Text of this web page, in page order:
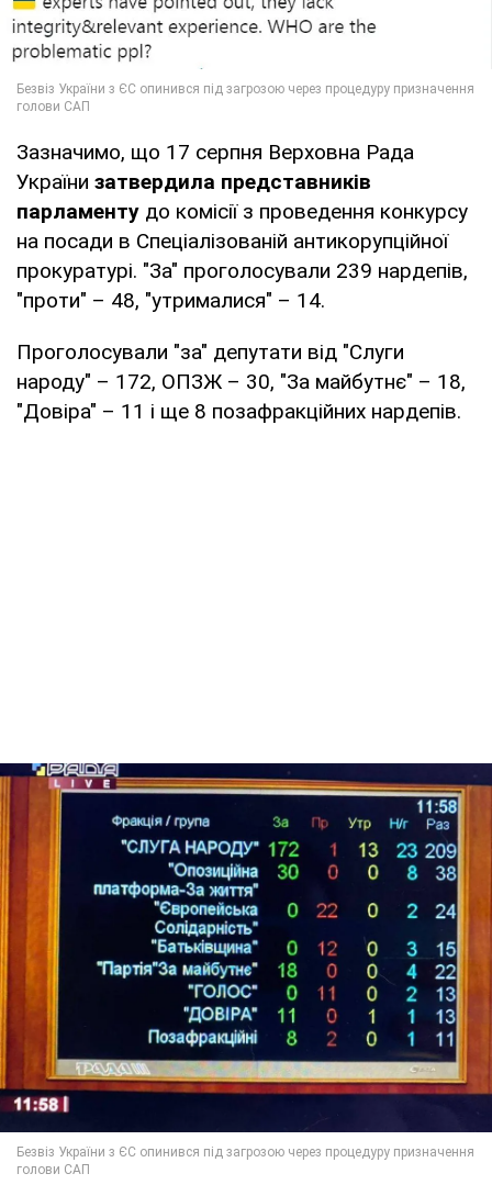
Зазначимо, що 17 серпня Верховна Рада
України затвердила представників
парламенту до комісії з проведення конкурсу
на посади в Спеціалізованій антикорупційної
прокуратурі. "За" проголосували 239 нардепів,
"проти" – 48, "утрималися" – 14.
Проголосували "за" депутати від "Слуги
народу" – 172, ОПЗЖ – 30, "За майбутнє" – 18,
"Довіра" – 11 і ще 8 позафракційних нардепів.